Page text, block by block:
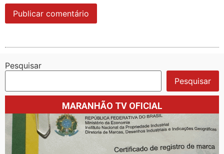
Pesquisar
Pesquisar
MARANHÃO TV OFICIAL